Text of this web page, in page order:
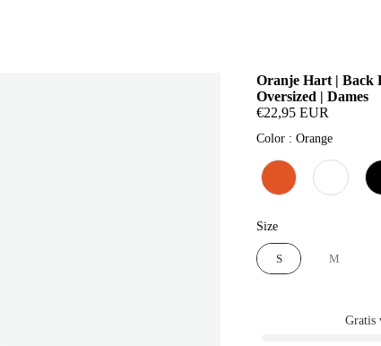
Oranje Hart | Back
Oversized | Dames
€22,95 EUR
Color : OrangeColor
SizeSize
S M
Gratis